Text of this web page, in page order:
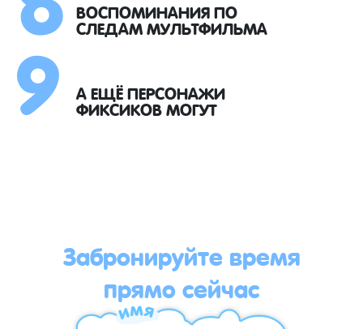
ВОСПОМИНАНИЯ ПО
СЛЕДАМ МУЛЬТФИЛЬМА
А ЕЩЁ ПЕРСОНАЖИ
ФИКСИКОВ МОГУТ
Забронируйте время
прямо сейчас